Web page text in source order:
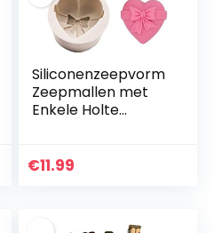
Siliconenzeepvorm
Zeepmallen met
Enkele Holte
Cakevorm
€11.99